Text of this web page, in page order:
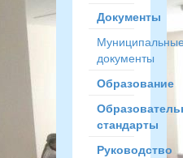
Документы
документы
Образование
стандарты
Руководство